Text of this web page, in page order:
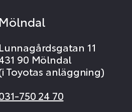
Mölndal
Lunnagårdsgatan 11
90 Mölndal
Toyotas anläggning)
750 24 70